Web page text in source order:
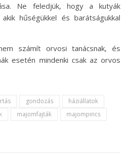
Ne feledjük, hogy a kutyák
hűségükkel és barátságukkal
számít orvosi tanácsnak, és
esetén mindenki csak az orvos
gondozás
háziállatok
majomfajták
majompincs